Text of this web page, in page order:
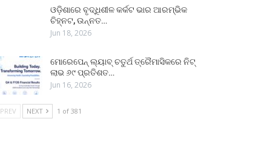
ଓଡ଼ିଶାରେ ବୃଦ୍ଧିଶୀଳ କର୍କଟ ଭାର ଆରମ୍ଭିକ
ଚିହ୍ନଟ, ଉନ୍ନତ…
Jun 18, 2026
ମୋରେପେନ୍ ଲ୍ୟାବ୍ ଚତୁର୍ଥ ତ୍ରୈମାସିକରେ ନିଟ୍
ଲାଭ ୬୯ ପ୍ରତିଶତ…
Jun 16, 2026
PREV NEXT 1 of 381